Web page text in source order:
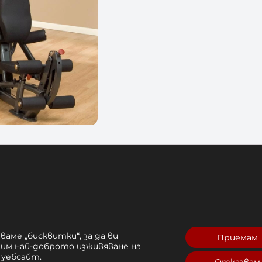
УРЕД Body Solid
„бисквитки“, за да ви
най-доброто изживяване на
Приемам